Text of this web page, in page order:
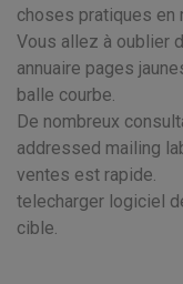
choses pratiques en
Vous allez à oublier
annuaire pages
balle courbe.
De nombreux
addressed mailing
ventes est rapide.
telecharger logiciel
cible.